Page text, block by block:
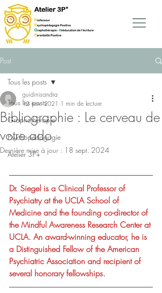
Post
Tous les posts
Graphothérapie
Psychopédagogie
Atelier 3P+
Tous les posts
Bibliographie : Le cerveau de
votre ado
guidinisandra
12 nov. 2021 1 min de lecture
Dernière mise à jour : 18 sept. 2024
Dr. Siegel is a Clinical Professor of
Psychiatry at the UCLA School of
Medicine and the founding co-director of
the Mindful Awareness Research Center at
UCLA. An award-winning educator, he is
a Distinguished Fellow of the American
Psychiatric Association and recipient of
several honorary fellowships.